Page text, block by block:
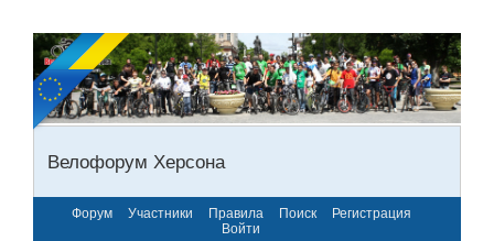
Велофорум Херсона
Форум Участники Правила Поиск
Регистрация
Войти